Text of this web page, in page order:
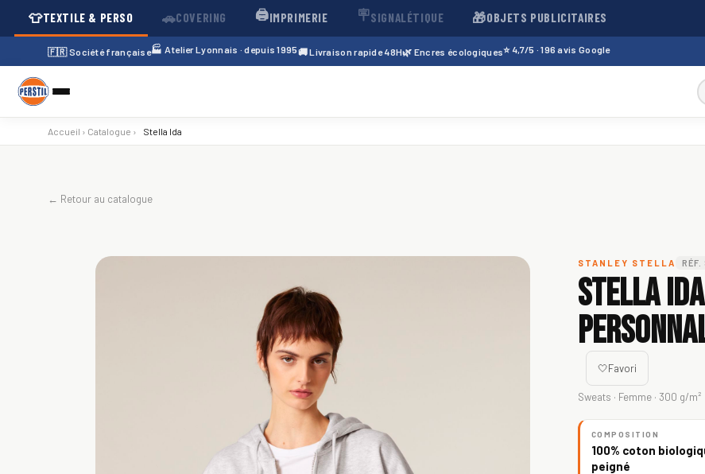
👕TEXTILE & PERSO 🚗COVERING 🖨️IMPRIMERIE 🪧SIGNALÉTIQUE 🎁OBJETS PUBLICITAIRES
🇫🇷 Société française🏭 Atelier Lyonnais · depuis 1995🚚 Livraison rapide 48H🌿 Encres écologiques⭐ 4,7/5 · 196 avis Google
Accueil › Catalogue › Stella Ida
← Retour au catalogue
STANLEY STELLA RÉF.
Stella
🤍Favori
Sweats · Femme · 300 g/m²
COMPOSITION
100% coton
peigné